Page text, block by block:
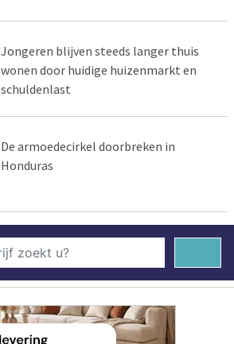
Jongeren blijven steeds langer thuis
wonen door huidige huizenmarkt en
schuldenlast
De armoedecirkel doorbreken in
Honduras